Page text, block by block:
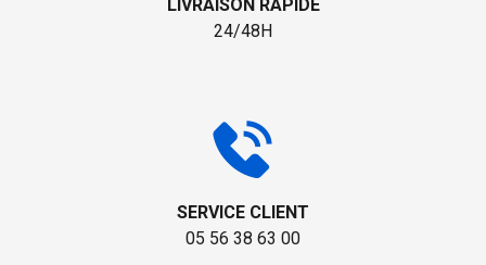
LIVRAISON RAPIDE
24/48H
SERVICE CLIENT
05 56 38 63 00